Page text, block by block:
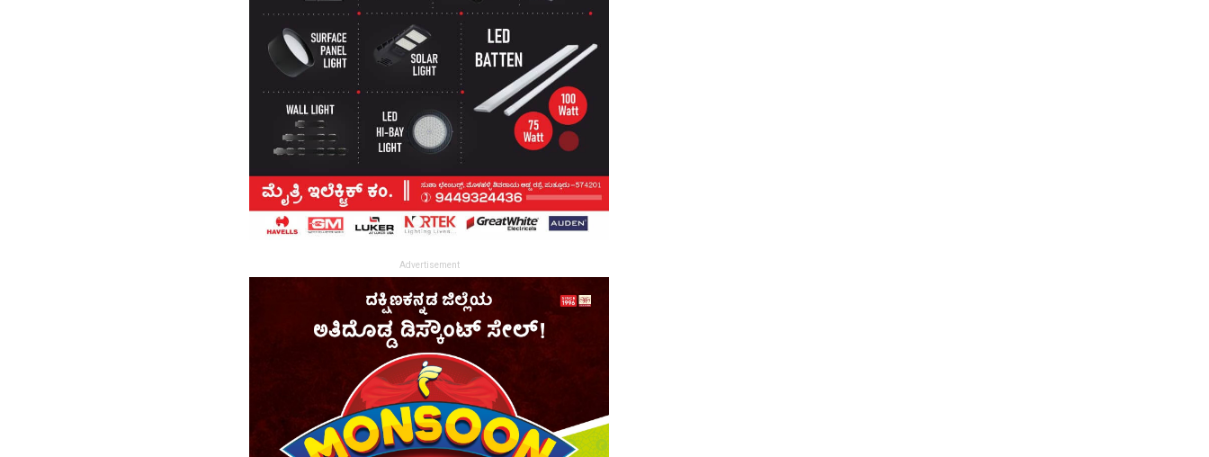
Advertisement